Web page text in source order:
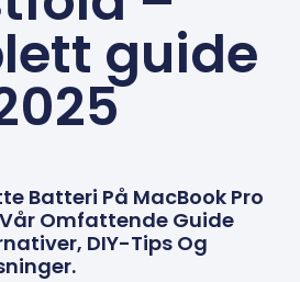
guide
Batteri På MacBook Pro
Vår Omfattende Guide
DIY-Tips Og